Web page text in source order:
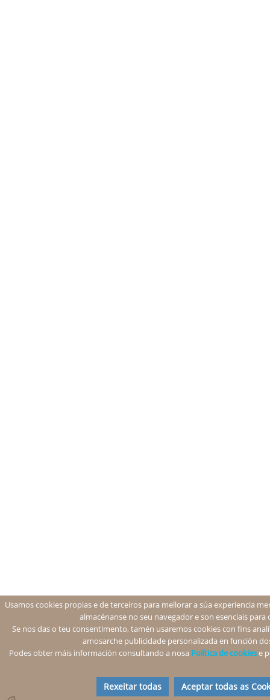
Usamos cookies propias e de terceiros para mellorar a súa experiencia
almacénanse no seu navegador e son esenciais
Se nos das o teu consentimento, tamén usaremos cookies con fins
amosarche publicidade personalizada en función
Podes obter máis información consultando a nosa Política de cookiese
Rexeitar todas Aceptar todas as